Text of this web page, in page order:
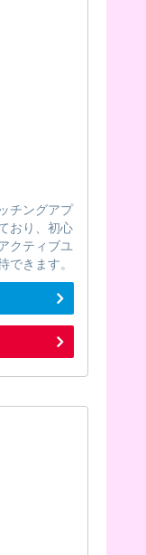
チングアプ
おり、初心
クティブユ
できます。